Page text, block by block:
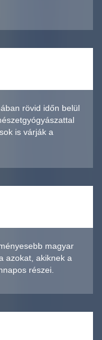
rövid időn belül
is várják a
magyar
azokat, akiknek a
részei.